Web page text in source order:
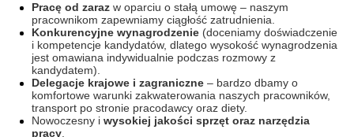
Pracę od zaraz w oparciu o stałą umowę – naszym
pracownikom zapewniamy ciągłość zatrudnienia.
Konkurencyjne wynagrodzenie (doceniamy doświadczenie
i kompetencje kandydatów, dlatego wysokość wynagrodzenia
jest omawiana indywidualnie podczas rozmowy z
kandydatem).
Delegacje krajowe i zagraniczne – bardzo dbamy o
komfortowe warunki zakwaterowania naszych pracowników,
transport po stronie pracodawcy oraz diety.
Nowoczesny i wysokiej jakości sprzęt oraz narzędzia
pracy